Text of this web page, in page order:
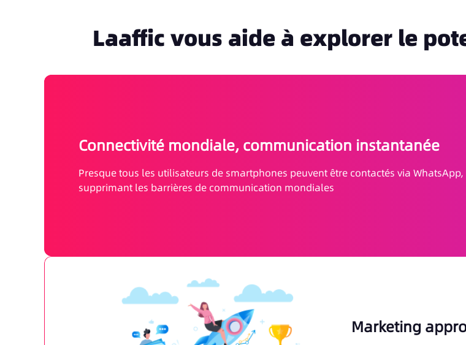
Laaffic vous aide à explorer le
Connectivité mondiale, communication instantanée
Presque tous les utilisateurs de smartphones peuvent être contactés via WhatsApp,
supprimant les barrières de communication mondiales
Marketing